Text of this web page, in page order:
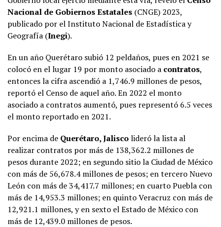
Nacional de Gobiernos Estatales (CNGE) 2023,
publicado por el Instituto Nacional de Estadística y
Geografía (Inegi).
En un año Querétaro subió 12 peldaños, pues en 2021 se
colocó en el lugar 19 por monto asociado a contratos,
entonces la cifra ascendió a 1,746.9 millones de pesos,
reportó el Censo de aquel año. En 2022 el monto
asociado a contratos aumentó, pues representó 6.5 veces
el monto reportado en 2021.
Por encima de Querétaro, Jaliscolideró la lista al
realizar contratos por más de 138,362.2 millones de
pesos durante 2022; en segundo sitio la Ciudad de México
con más de 56,678.4 millones de pesos; en tercero Nuevo
León con más de 34,417.7 millones; en cuarto Puebla con
más de 14,953.3 millones; en quinto Veracruz con más de
12,921.1 millones, y en sexto el Estado de México con
más de 12,439.0 millones de pesos.